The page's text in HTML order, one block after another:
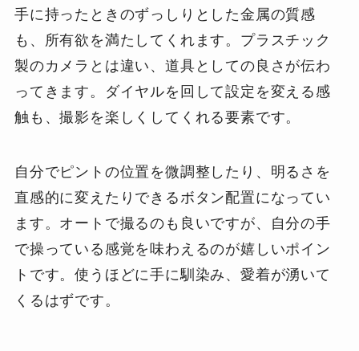
手に持ったときのずっしりとした金属の質感
も、所有欲を満たしてくれます。プラスチック
製のカメラとは違い、道具としての良さが伝わ
ってきます。ダイヤルを回して設定を変える感
触も、撮影を楽しくしてくれる要素です。
自分でピントの位置を微調整したり、明るさを
直感的に変えたりできるボタン配置になってい
ます。オートで撮るのも良いですが、自分の手
で操っている感覚を味わえるのが嬉しいポイン
トです。使うほどに手に馴染み、愛着が湧いて
くるはずです。